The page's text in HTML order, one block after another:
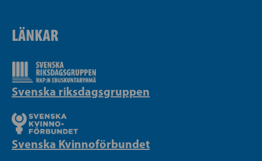
LÄNKAR
Svenska riksdagsgruppen
Svenska Kvinnoförbundet